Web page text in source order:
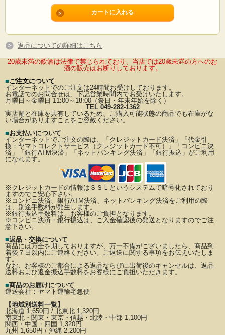
返品についての詳細はこちら
20歳未満の飲酒は法律で禁じられており、当店では20歳未満の方へのお
酒の販売はお断りしております。
■ご注文について
インターネットでのご注文は24時間お受けしております。
お電話でのお問合せは、下記営業時間内でお受けいたします。
月曜日～金曜日 11:00～18:00（祭日・年末年始を除く）
TEL 049-282-1362
実店舗と在庫を共有しているため、ご購入可能状態の商品でも在庫がな
い場合がありますことをご容赦ください。
■お支払いについて
インターネットでご注文の際は、「クレジットカード決済」「代金引
換：ヤマトコレクトサービス（クレジットカード不可）」
「コンビニ決
済」「銀行ATM決済」「ネットバンキング決済」「銀行振込」がご利用
になれます。
※クレジットカードの情報はＳＳＬというシステムで暗号化されており
ますのでご安心下さい。
※コンビニ決済、銀行ATM決済、ネットバンキング決済をご利用の際
は、別途手数料が発生します。
※銀行振込手数料は、お客様のご負担となります。
※コンビニ決済・銀行振込は、ご入金確認後の発送となりますのでご注
意下さい。
■返品・交換について
商品には万全を期しておりますが、万一不備がございましたら、商品到
着後７日以内にご連絡ください。
ご返送に関する事項をお伝えいたしま
す。
なお、お客様のご都合による返品ならびに出荷後のキャンセルは、返品
送料および返金振込手数料をお客様にご負担いただきます。
■商品のお届けについて
運送会社： ヤマト運輸宅急便
【地域別送料一覧】
北海道 1,650円 / 北東北 1,320円
南東北・関東・東京・信越・北陸・中部 1,100円
関西・中国・四国 1,320円
九州 1,650円 / 沖縄 2,200円